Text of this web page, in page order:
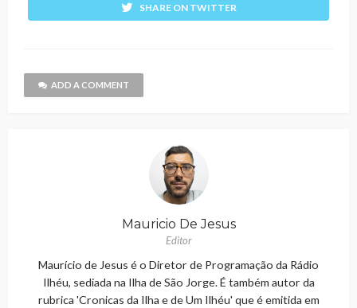
SHARE ON TWITTER
ADD A COMMENT
Mauricio De Jesus
Editor
Maurício de Jesus é o Diretor de Programação da Rádio
Ilhéu, sediada na Ilha de São Jorge. É também autor da
rubrica 'Cronicas da Ilha e de Um Ilhéu' que é emitida em